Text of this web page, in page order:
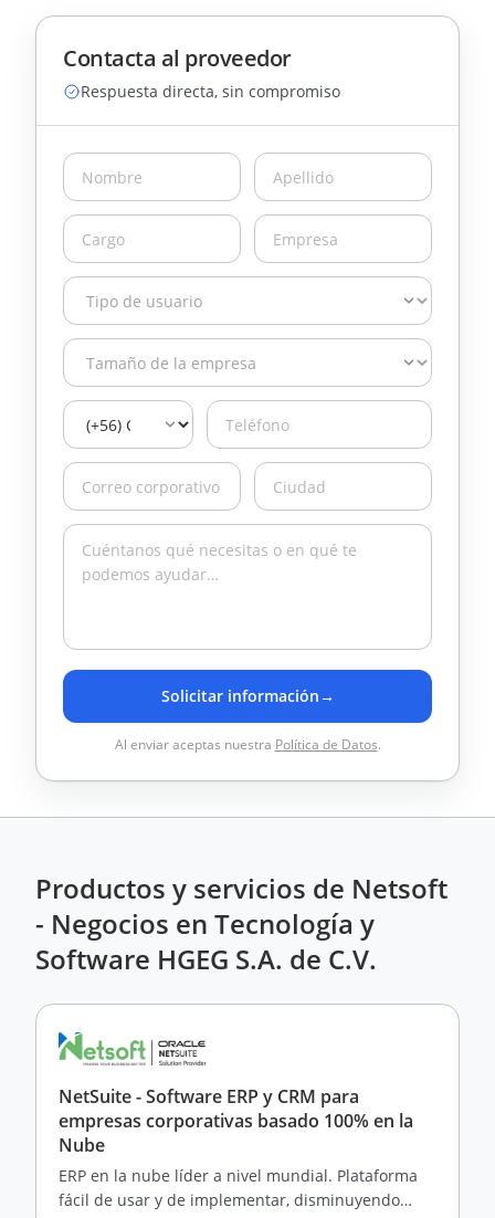
Contacta al proveedor
Respuesta directa, sin compromiso
Solicitar información→
Al enviar aceptas nuestra Política de Datos.
Productos y servicios de Netsoft
- Negocios en Tecnología y
Software HGEG S.A. de C.V.
NetSuite - Software ERP y CRM para
empresas corporativas basado 100% en la
Nube
ERP en la nube líder a nivel mundial. Plataforma
fácil de usar y de implementar, disminuyendo